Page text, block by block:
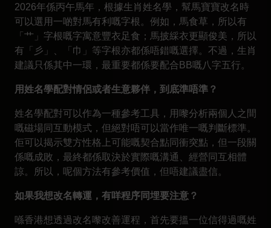
2026年係丙午馬年，根據生肖姓名學，幫馬寶寶改名時
可以選用一啲對馬有利嘅字根。例如，馬食草，所以有
「艹」字根嘅字寓意豐衣足食；馬披綵衣更顯俊美，所以
有「彡」、「巾」等字根亦都係唔錯嘅選擇。不過，生肖
建議只係其中一環，最重要都係要配合BB嘅八字五行。
用姓名學配對情侶或者生意夥伴，到底準唔準？
姓名學配對可以作為一種參考工具，用嚟分析兩個人之間
嘅磁場同互動模式，但絕對唔可以當作唯一嘅判斷標準。
佢可以揭示雙方性格上可能嘅契合點同衝突點，但一段關
係嘅成敗，最終都係取決於實際嘅溝通、經營同互相體
諒。所以，呢個方法有參考價值，但唔建議盡信。
如果我想改名轉運，有咩程序同埋要注意？
喺香港想透過改名嚟改善運程，首先要搵一位信得過嘅姓